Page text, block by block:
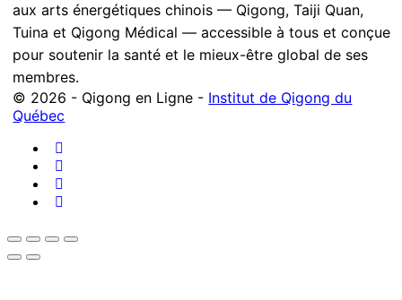
aux arts énergétiques chinois — Qigong, Taiji Quan,
Tuina et Qigong Médical — accessible à tous et conçue
pour soutenir la santé et le mieux-être global de ses
membres.
© 2026 - Qigong en Ligne - Institut de Qigong du
Québec